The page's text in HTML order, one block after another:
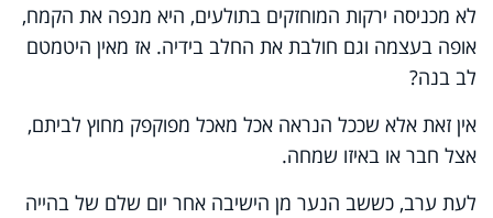
לא מכניסה ירקות המוחזקים בתולעים, היא מנפה את הקמח,
אופה בעצמה וגם חולבת את החלב בידיה. אז מאין היטמטם
לב בנה?
אין זאת אלא שככל הנראה אכל מאכל מפוקפק מחוץ לביתם,
אצל חבר או באיזו שמחה.
לעת ערב, כששב הנער מן הישיבה אחר יום שלם של בהייה